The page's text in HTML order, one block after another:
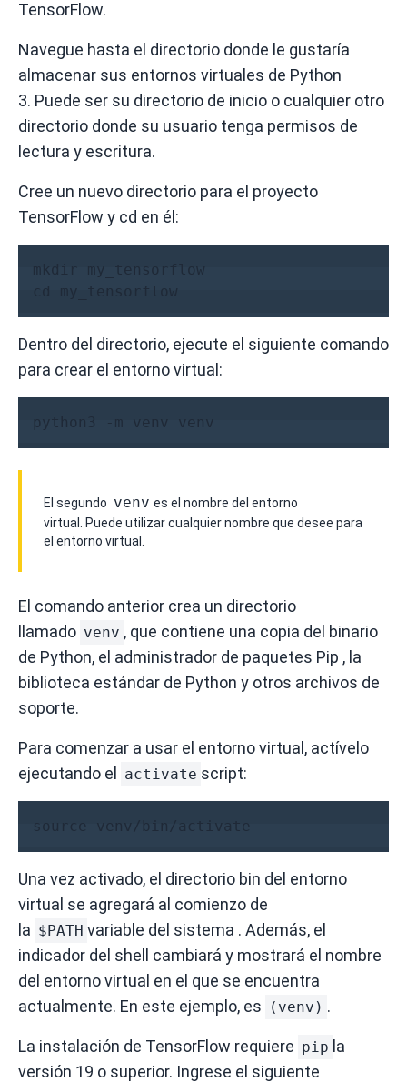
TensorFlow.
Navegue hasta el directorio donde le gustaría
almacenar sus entornos virtuales de Python
3. Puede ser su directorio de inicio o cualquier otro
directorio donde su usuario tenga permisos de
lectura y escritura.
Cree un nuevo directorio para el proyecto
TensorFlow y cd en él:
mkdir my_tensorflow
cd my_tensorflow
Dentro del directorio, ejecute el siguiente comando
para crear el entorno virtual:
python3 -m venv venv
El segundo venv es el nombre del entorno
virtual.
Puede utilizar cualquier nombre que desee para
el entorno virtual.
El comando anterior crea un directorio
llamado venv , que contiene una copia del binario
de Python, el administrador de paquetes Pip , la
biblioteca estándar de Python y otros archivos de
soporte.
Para comenzar a usar el entorno virtual, actívelo
ejecutando el
activate script:
source venv/bin/activate
Una vez activado, el directorio bin del entorno
virtual se agregará al comienzo de
la $PATH variable del sistema . Además, el
indicador del shell cambiará y mostrará el nombre
del entorno virtual en el que se encuentra
actualmente. En este ejemplo, es
(venv) .
La instalación de TensorFlow requiere pip la
versión 19 o superior. Ingrese el siguiente